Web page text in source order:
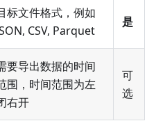
标文件格式，例如
CSV, Parquet
是
要导出数据的时间
围，时间范围为左
右开
可
选